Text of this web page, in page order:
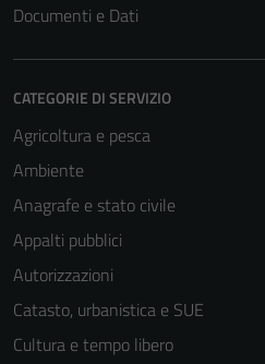
Documenti e Dati
CATEGORIE DI SERVIZIO
Agricoltura e pesca
Ambiente
Anagrafe e stato civile
Appalti pubblici
Autorizzazioni
Catasto, urbanistica e SUE
Cultura e tempo libero